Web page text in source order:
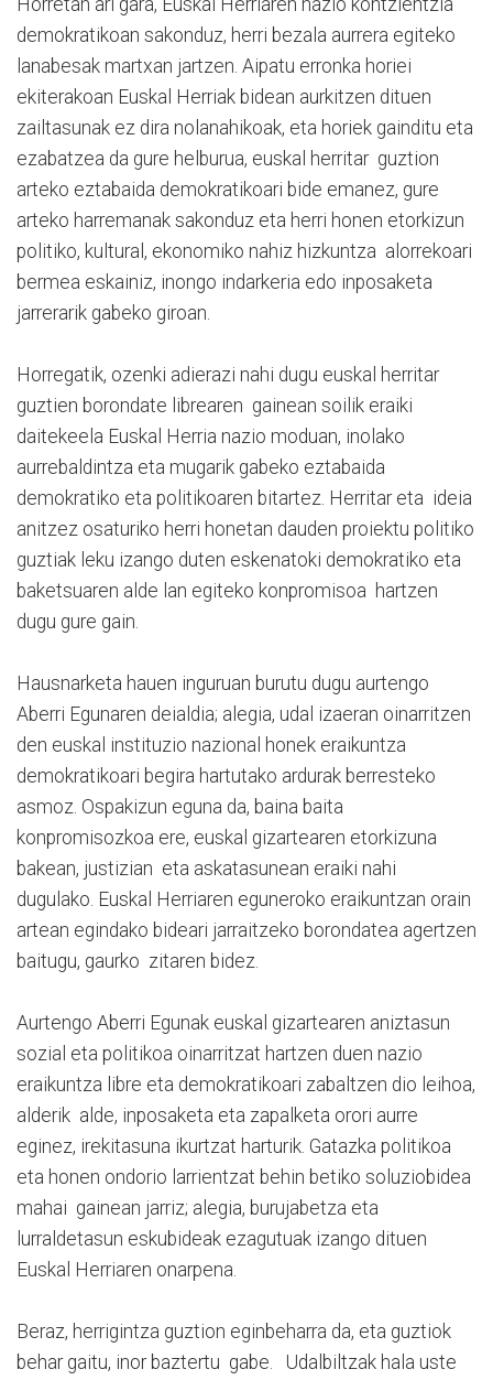
demokratikoan sakonduz, herri bezala aurrera egiteko
lanabesak martxan jartzen. Aipatu erronka horiei
ekiterakoan Euskal Herriak bidean aurkitzen dituen
zailtasunak ez dira nolanahikoak, eta horiek gainditu eta
ezabatzea da gure helburua, euskal herritar guztion
arteko eztabaida demokratikoari bide emanez, gure
arteko harremanak sakonduz eta herri honen etorkizun
politiko, kultural, ekonomiko nahiz hizkuntza alorrekoari
bermea eskainiz, inongo indarkeria edo inposaketa
jarrerarik gabeko giroan.
Horregatik, ozenki adierazi nahi dugu euskal herritar
guztien borondate librearen gainean soilik eraiki
daitekeela Euskal Herria nazio moduan, inolako
aurrebaldintza eta mugarik gabeko eztabaida
demokratiko eta politikoaren bitartez. Herritar eta ideia
anitzez osaturiko herri honetan dauden proiektu politiko
guztiak leku izango duten eskenatoki demokratiko eta
baketsuaren alde lan egiteko konpromisoa hartzen
dugu gure gain.
Hausnarketa hauen inguruan burutu dugu aurtengo
Aberri Egunaren deialdia; alegia, udal izaeran oinarritzen
den euskal instituzio nazional honek eraikuntza
demokratikoari begira hartutako ardurak berresteko
asmoz. Ospakizun eguna da, baina baita
konpromisozkoa ere, euskal gizartearen etorkizuna
bakean, justizian eta askatasunean eraiki nahi
dugulako. Euskal Herriaren eguneroko eraikuntzan orain
artean egindako bideari jarraitzeko borondatea agertzen
baitugu, gaurko zitaren bidez.
Aurtengo Aberri Egunak euskal gizartearen aniztasun
sozial eta politikoa oinarritzat hartzen duen nazio
eraikuntza libre eta demokratikoari zabaltzen dio leihoa,
alderik alde, inposaketa eta zapalketa orori aurre
eginez, irekitasuna ikurtzat harturik. Gatazka politikoa
eta honen ondorio larrientzat behin betiko soluziobidea
mahai gainean jarriz; alegia, burujabetza eta
lurraldetasun eskubideak ezagutuak izango dituen
Euskal Herriaren onarpena.
Beraz, herrigintza guztion eginbeharra da, eta guztiok
behar gaitu, inor baztertu gabe. Udalbiltzak hala uste